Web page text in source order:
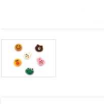
την
και να
προβάλλουμε
πιο σχετικό
περιεχόμενο
και